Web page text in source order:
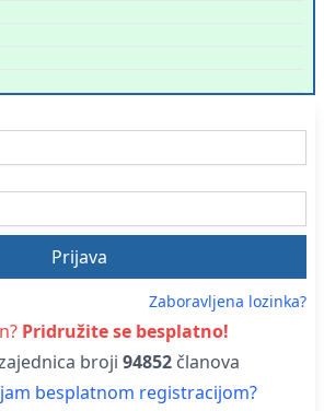
Zaboravljena lozinka?
Pridružite se besplatno!
broji 94852članova
besplatnom registracijom?